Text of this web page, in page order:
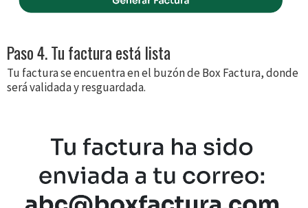
Paso 4. Tu factura está lista
Tu factura se encuentra en el buzón de Box Factura, donde
será validada y resguardada.